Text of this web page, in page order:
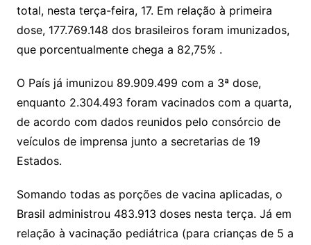
total, nesta terça-feira, 17. Em relação à primeira
dose, 177.769.148 dos brasileiros foram imunizados,
que porcentualmente chega a 82,75% .
O País já imunizou 89.909.499 com a 3ª dose,
enquanto 2.304.493 foram vacinados com a quarta,
de acordo com dados reunidos pelo consórcio de
veículos de imprensa junto a secretarias de 19
Estados.
Somando todas as porções de vacina aplicadas, o
Brasil administrou 483.913 doses nesta terça. Já em
relação à vacinação pediátrica (para crianças de 5 a